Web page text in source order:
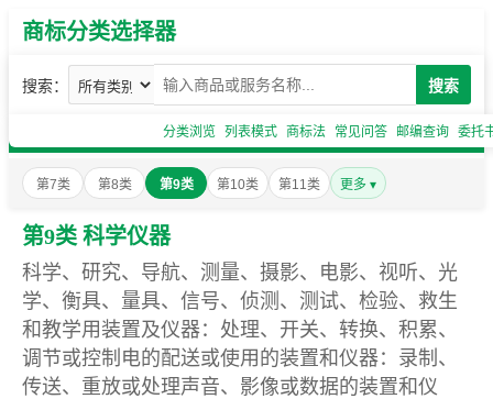
商标分类选择器
搜索： 搜索
分类浏览 列表模式 商标法 常见问答 邮编查询 委托
第7类 第8类 第9类 第10类 第11类 更多 ▾
第9类 科学仪器
科学、研究、导航、测量、摄影、电影、视听、光
学、衡具、量具、信号、侦测、测试、检验、救生
和教学用装置及仪器：处理、开关、转换、积累、
调节或控制电的配送或使用的装置和仪器：录制、
传送、重放或处理声音、影像或数据的装置和仪